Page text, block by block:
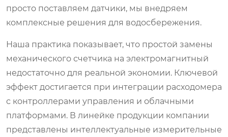
просто поставляем датчики, мы внедряем
комплексные решения для водосбережения.
Наша практика показывает, что простой замены
механического счетчика на электромагнитный
недостаточно для реальной экономии. Ключевой
эффект достигается при интеграции расходомера
с контроллерами управления и облачными
платформами. В линейке продукции компании
представлены интеллектуальные измерительные